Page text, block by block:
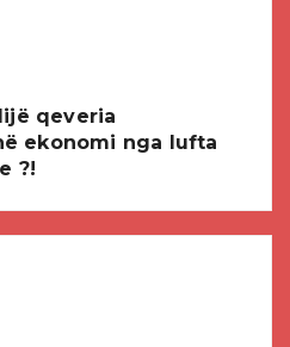
qeveria
ekonomi nga lufta
?!